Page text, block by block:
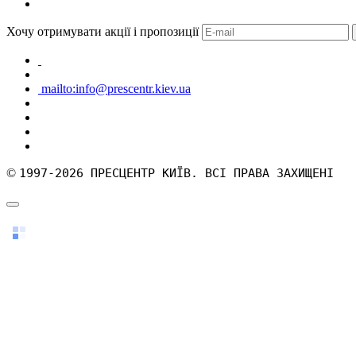
Хочу отримувати акції і пропозиції
mailto:info@prescentr.kiev.ua
© 1997-2026 ПРЕСЦЕНТР КИЇВ. ВСІ ПРАВА ЗАХИЩЕНІ